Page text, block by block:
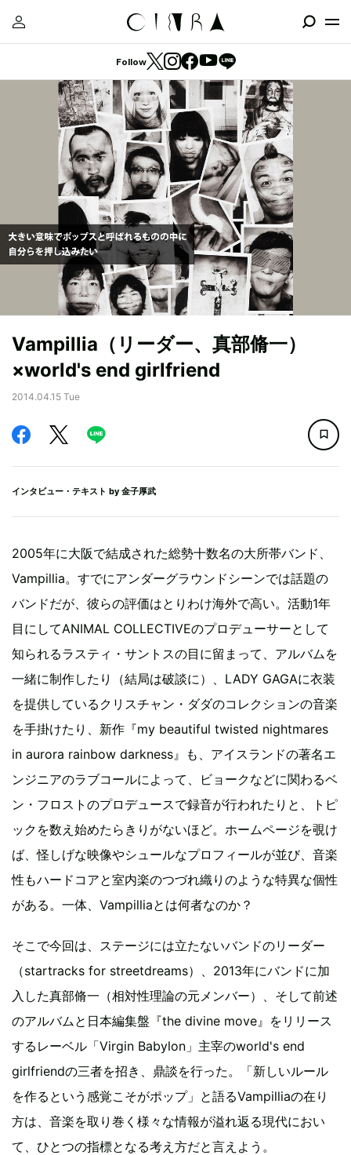
Follow
Vampillia（リーダー、真部脩一）
×world's end girlfriend
2014.04.15 Tue
インタビュー・テキスト by 金子厚武
2005年に大阪で結成された総勢十数名の大所帯バンド、
Vampillia。すでにアンダーグラウンドシーンでは話題の
バンドだが、彼らの評価はとりわけ海外で高い。活動1年
目にしてANIMAL COLLECTIVEのプロデューサーとして
知られるラスティ・サントスの目に留まって、アルバムを
一緒に制作したり（結局は破談に）、LADY GAGAに衣装
を提供しているクリスチャン・ダダのコレクションの音楽
を手掛けたり、新作『my beautiful twisted nightmares
in aurora rainbow darkness』も、アイスランドの著名エ
ンジニアのラブコールによって、ビョークなどに関わるベ
ン・フロストのプロデュースで録音が行われたりと、トピ
ックを数え始めたらきりがないほど。ホームページを覗け
ば、怪しげな映像やシュールなプロフィールが並び、音楽
性もハードコアと室内楽のつづれ織りのような特異な個性
がある。一体、Vampilliaとは何者なのか？
そこで今回は、ステージには立たないバンドのリーダー
（startracks for streetdreams）、2013年にバンドに加
入した真部脩一（相対性理論の元メンバー）、そして前述
のアルバムと日本編集盤『the divine move』をリリース
するレーベル「Virgin Babylon」主宰のworld's end
girlfriendの三者を招き、鼎談を行った。「新しいルール
を作るという感覚こそがポップ」と語るVampilliaの在り
方は、音楽を取り巻く様々な情報が溢れ返る現代におい
て、ひとつの指標となる考え方だと言えよう。